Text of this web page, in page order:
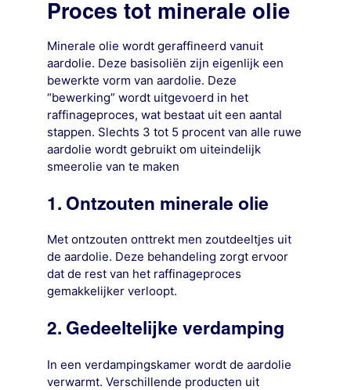
Proces tot minerale olie
Minerale olie wordt geraffineerd vanuit
aardolie. Deze basisoliën zijn eigenlijk een
bewerkte vorm van aardolie. Deze
“bewerking” wordt uitgevoerd in het
raffinageproces, wat bestaat uit een aantal
stappen. Slechts 3 tot 5 procent van alle ruwe
aardolie wordt gebruikt om uiteindelijk
smeerolie van te maken
1. Ontzouten minerale olie
Met ontzouten onttrekt men zoutdeeltjes uit
de aardolie. Deze behandeling zorgt ervoor
dat de rest van het raffinageproces
gemakkelijker verloopt.
2. Gedeeltelijke verdamping
In een verdampingskamer wordt de aardolie
verwarmt. Verschillende producten uit